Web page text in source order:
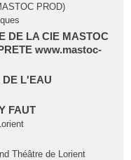
PROD)
DE LA CIE MASTOC
www.mastoc-
DE L'EAU
FAUT
Théâtre de Lorient